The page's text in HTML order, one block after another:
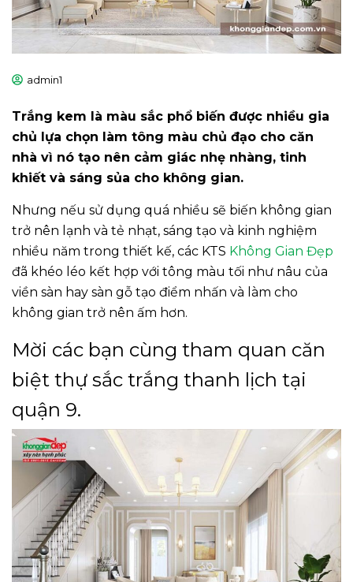
admin1
Trắng kem là màu sắc phổ biến được nhiều gia
chủ lựa chọn làm tông màu chủ đạo cho căn
nhà vì nó tạo nên cảm giác nhẹ nhàng, tinh
khiết và sáng sủa cho không gian.
Nhưng nếu sử dụng quá nhiều sẽ biến không gian
trở nên lạnh và tẻ nhạt, sáng tạo và kinh nghiệm
nhiều năm trong thiết kế, các KTS Không Gian Đẹp
đã khéo léo kết hợp với tông màu tối như nâu của
viền sàn hay sàn gỗ tạo điểm nhấn và làm cho
không gian trở nên ấm hơn.
Mời các bạn cùng tham quan căn
biệt thự sắc trắng thanh lịch tại
quận 9.